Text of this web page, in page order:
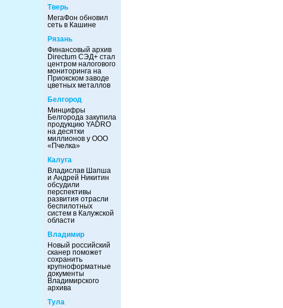
Тверь
МегаФон обновил
сеть в Кашине
Рязань
Финансовый архив
Directum СЭД+ стал
центром налогового
мониторинга на
Приокском заводе
цветных металлов
Белгород
Минцифры
Белгорода закупила
продукцию YADRO
на десятки
миллионов у ООО
«Пчелка»
Калуга
Владислав Шапша
и Андрей Никитин
обсудили
перспективы
развития отрасли
беспилотных
систем в Калужской
области
Владимир
Новый российский
сканер поможет
сохранить
крупноформатные
документы
Владимирского
архива
Тула